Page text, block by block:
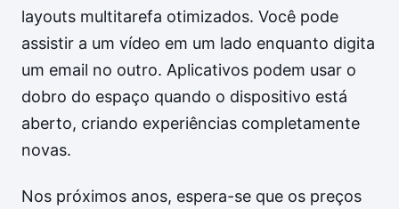
layouts multitarefa otimizados. Você pode
assistir a um vídeo em um lado enquanto digita
um email no outro. Aplicativos podem usar o
dobro do espaço quando o dispositivo está
aberto, criando experiências completamente
novas.
Nos próximos anos, espera-se que os preços